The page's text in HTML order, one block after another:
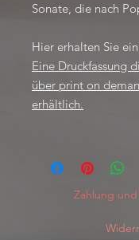
Sonate, die nach
Hier erhalten Sie
Eine Druckfassung
über print on
erhältlich.
Zahlung und